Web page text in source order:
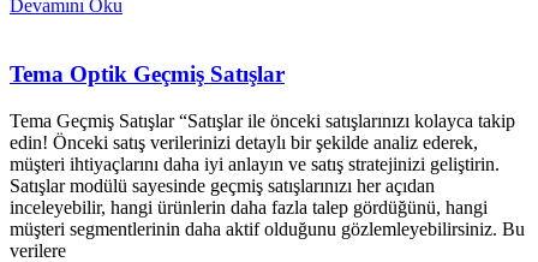
Devamını Oku
Tema Optik Geçmiş Satışlar
Tema Geçmiş Satışlar “Satışlar ile önceki satışlarınızı kolayca takip
edin! Önceki satış verilerinizi detaylı bir şekilde analiz ederek,
müşteri ihtiyaçlarını daha iyi anlayın ve satış stratejinizi geliştirin.
Satışlar modülü sayesinde geçmiş satışlarınızı her açıdan
inceleyebilir, hangi ürünlerin daha fazla talep gördüğünü, hangi
müşteri segmentlerinin daha aktif olduğunu gözlemleyebilirsiniz. Bu
verilere